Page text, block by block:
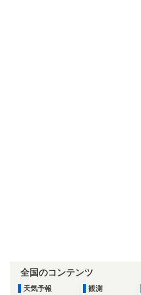
全国のコンテンツ
天気予報
観測